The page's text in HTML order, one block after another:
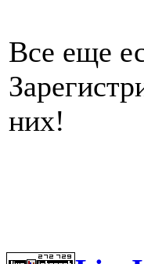
Все еще
них!